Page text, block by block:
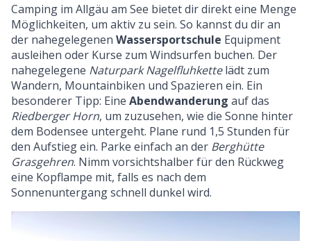
Camping im Allgäu am See bietet dir direkt eine Menge
Möglichkeiten, um aktiv zu sein. So kannst du dir an
der nahegelegenen Wassersportschule Equipment
ausleihen oder Kurse zum Windsurfen buchen. Der
nahegelegene Naturpark Nagelfluhkettelädt zum
Wandern, Mountainbiken und Spazieren ein. Ein
besonderer Tipp: Eine Abendwanderung auf das
Riedberger Horn, um zuzusehen, wie die Sonne hinter
dem Bodensee untergeht. Plane rund 1,5 Stunden für
den Aufstieg ein. Parke einfach an der Berghütte
Grasgehren. Nimm vorsichtshalber für den Rückweg
eine Kopflampe mit, falls es nach dem
Sonnenuntergang schnell dunkel wird.